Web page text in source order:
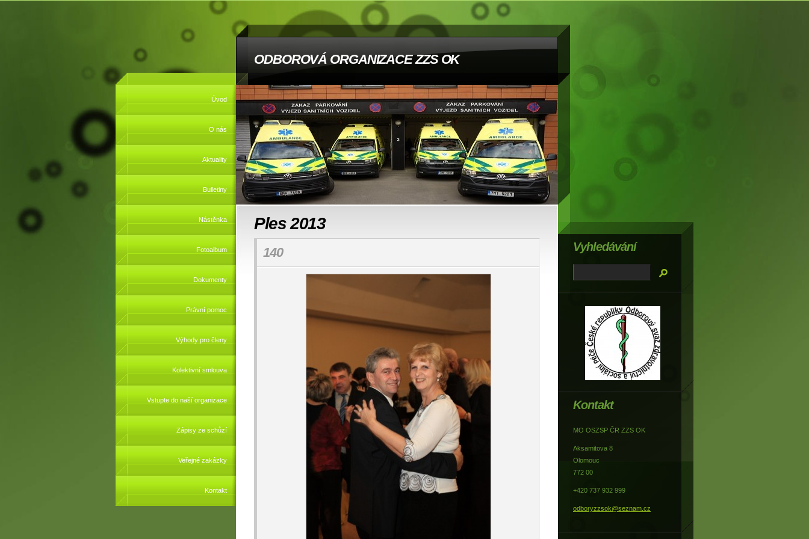
ODBOROVÁ ORGANIZACE ZZS OK
Úvod
O nás
Aktuality
Bulletiny
Nástěnka
Fotoalbum
Dokumenty
Právní pomoc
Výhody pro členy
Kolektivní smlouva
Vstupte do naší organizace
Zápisy ze schůzí
Veřejné zakázky
Kontakt
Ples 2013
140
Kontakt
MO OSZSP ČR ZZS OK
Aksamitova 8
Olomouc
772 00
+420 737 932 999
odboryzzsok@seznam.cz
Vyhledávání